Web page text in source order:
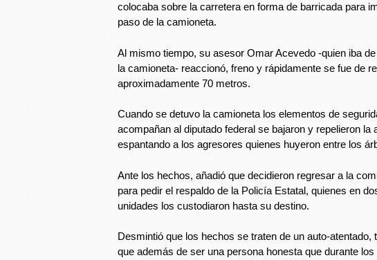
colocaba sobre la carretera en forma de barricada para
paso de la camioneta.
Al mismo tiempo, su asesor Omar Acevedo -quien iba
la camioneta- reaccionó, freno y rápidamente se fue de
aproximadamente 70 metros.
Cuando se detuvo la camioneta los elementos de
acompañan al diputado federal se bajaron y repelieron la
espantando a los agresores quienes huyeron entre los
Ante los hechos, añadió que decidieron regresar a la
para pedir el respaldo de la Policía Estatal, quienes en
unidades los custodiaron hasta su destino.
Desmintió que los hechos se traten de un auto-atentado,
que además de ser una persona honesta que durante los